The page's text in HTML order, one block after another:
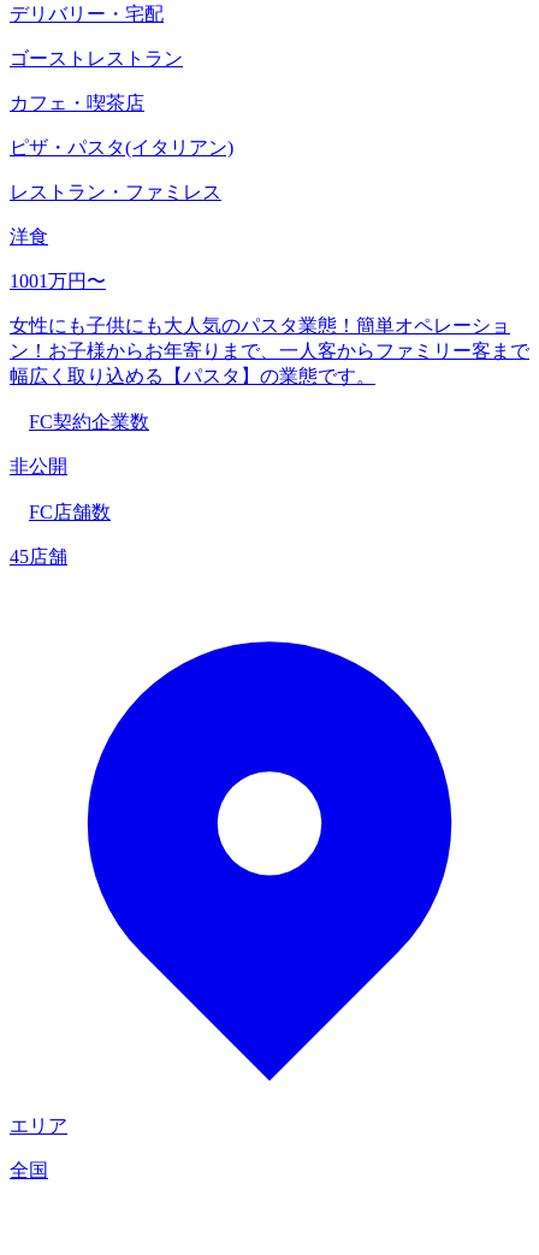
デリバリー・宅配
ゴーストレストラン
カフェ・喫茶店
ピザ・パスタ(イタリアン)
レストラン・ファミレス
洋食
1001万円〜
女性にも子供にも大人気のパスタ業態！簡単オペレーショ
ン！お子様からお年寄りまで、一人客からファミリー客まで
幅広く取り込める【パスタ】の業態です。
FC契約企業数
非公開
FC店舗数
45店舗
エリア
全国